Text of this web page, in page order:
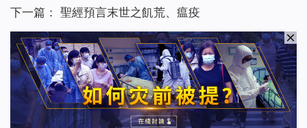
下一篇： 聖經預言末世之飢荒、瘟疫